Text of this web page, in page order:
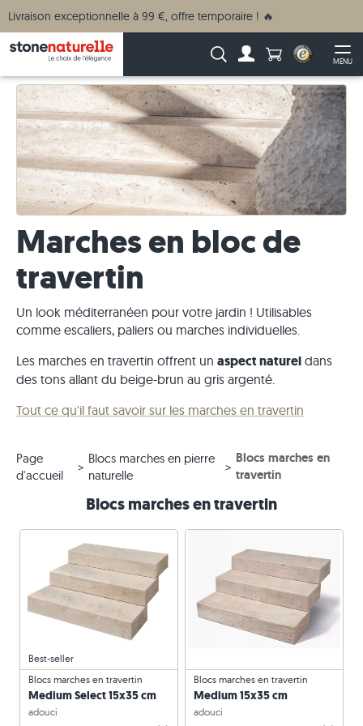
Livraison exceptionnelle à 99 €, offre temporaire ! 🔥
MENU
Recherche :Anzahl
Marches en bloc de
travertin
Un look méditerranéen pour votre jardin ! Utilisables
comme escaliers, paliers ou marches individuelles.
Les marches en travertin offrent un aspect naturel dans
des tons allant du beige-brun au gris argenté.
Tout ce qu'il faut savoir sur les marches en travertin
Page
d'accueil
Blocs marches en pierre
naturelle
Blocs marches en
travertin
Blocs marches en travertin
Blocs marches en travertin
Medium Select 15x35 cm
adouci
Best-seller
Blocs marches en travertin
Medium 15x35 cm
adouci